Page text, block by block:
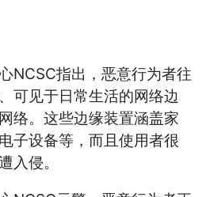
NCSC指出，恶意行为者往
可见于日常生活的网络边
络。这些边缘装置涵盖家
子设备等，而且使用者很
入侵。